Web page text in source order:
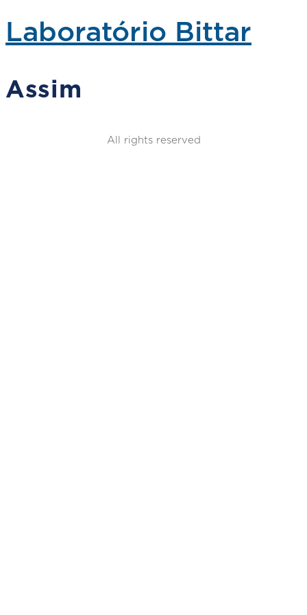
Laboratório Bittar
Assim
All rights reserved